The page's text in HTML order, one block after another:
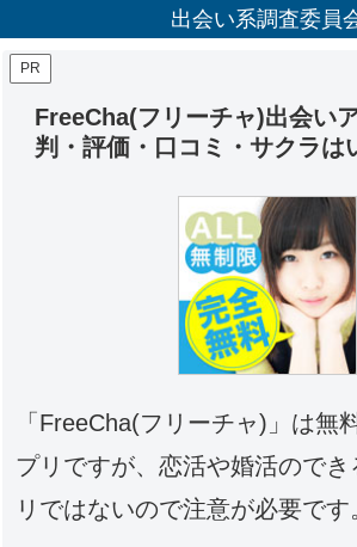
出会い系調査委員
PR
FreeCha(フリーチャ)出会い
判・評価・口コミ・サクラは
「FreeCha(フリーチャ)」は無
プリですが、恋活や婚活ので
リではないので注意が必要です